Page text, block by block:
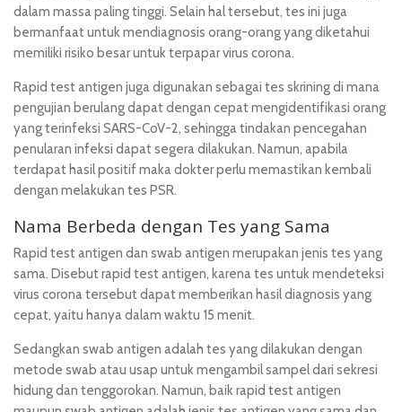
dalam massa paling tinggi. Selain hal tersebut, tes ini juga
bermanfaat untuk mendiagnosis orang-orang yang diketahui
memiliki risiko besar untuk terpapar virus corona.
Rapid test antigen juga digunakan sebagai tes skrining di mana
pengujian berulang dapat dengan cepat mengidentifikasi orang
yang terinfeksi SARS-CoV-2, sehingga tindakan pencegahan
penularan infeksi dapat segera dilakukan. Namun, apabila
terdapat hasil positif maka dokter perlu memastikan kembali
dengan melakukan tes PSR.
Nama Berbeda dengan Tes yang Sama
Rapid test antigen dan swab antigen merupakan jenis tes yang
sama. Disebut rapid test antigen, karena tes untuk mendeteksi
virus corona tersebut dapat memberikan hasil diagnosis yang
cepat, yaitu hanya dalam waktu 15 menit.
Sedangkan swab antigen adalah tes yang dilakukan dengan
metode swab atau usap untuk mengambil sampel dari sekresi
hidung dan tenggorokan. Namun, baik rapid test antigen